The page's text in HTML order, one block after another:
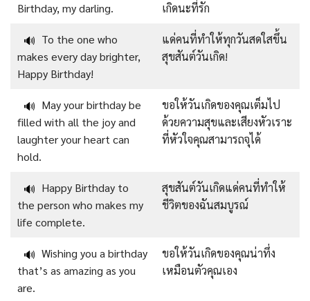
Birthday, my darling.
เกิดนะที่รัก
🔊 To the one who
makes every day brighter,
Happy Birthday!
แด่คนที่ทำให้ทุกวันสดใสขึ้น
สุขสันต์วันเกิด!
🔊 May your birthday be
filled with all the joy and
laughter your heart can
hold.
ขอให้วันเกิดของคุณเต็มไป
ด้วยความสุขและเสียงหัวเราะ
ที่หัวใจคุณสามารถจุได้
🔊 Happy Birthday to
the person who makes my
life complete.
สุขสันต์วันเกิดแด่คนที่ทำให้
ชีวิตของฉันสมบูรณ์
🔊 Wishing you a birthday
that’s as amazing as you
are.
ขอให้วันเกิดของคุณน่าทึ่ง
เหมือนตัวคุณเอง